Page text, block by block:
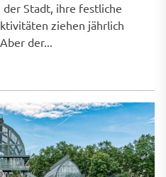
Stadt, ihre festliche
ziehen jährlich
der...